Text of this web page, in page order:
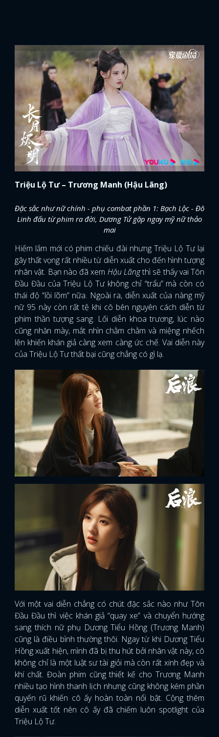
Triệu Lộ Tư – Trương Manh (Hậu Lãng)
Đặc sắc như nữ chính - phụ combat phần 1: Bạch Lộc - Đô
Linh đấu từ phim ra đời, Dương Tử gặp ngay mỹ nữ thảo
mai
Hiếm lắm mới có phim chiếu đài nhưng Triệu Lộ Tư lại
gây thất vọng rất nhiều từ diễn xuất cho đến hình tượng
nhân vật. Bạn nào đã xem Hậu Lãngthì sẽ thấy vai Tôn
Đầu Đầu của Triệu Lộ Tư không chỉ “trẩu” mà còn có
thái độ “lồi lõm” nữa. Ngoài ra, diễn xuất của nàng mỹ
nữ 95 này còn rất tệ khi cô bên nguyên cách diễn từ
phim thần tượng sang. Lối diễn khoa trương, lúc nào
cũng nhăn mày, mắt nhìn chằm chằm và miệng nhếch
lên khiến khán giả càng xem càng ức chế. Vai diễn này
của Triệu Lộ Tư thất bại cũng chẳng có gì lạ.
Với một vai diễn chẳng có chút đặc sắc nào như Tôn
Đầu Đầu thì việc khán giả “quay xe” và chuyển hướng
sang thích nữ phụ Dương Tiểu Hồng (Trương Manh)
cũng là điều bình thường thôi. Ngay từ khi Dương Tiểu
Hồng xuất hiện, mình đã bị thu hút bởi nhân vật này, cô
không chỉ là một luật sư tài giỏi mà còn rất xinh đẹp và
khí chất. Đoàn phim cũng thiết kế cho Trương Manh
nhiều tạo hình thanh lịch nhưng cũng không kém phần
quyến rũ khiến cô ấy hoàn toàn nổi bật. Cộng thêm
diễn xuất tốt nên cô ấy đã chiếm luôn spotlight của
Triệu Lộ Tư.